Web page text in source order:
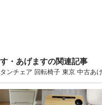
・あげますの関連記事
ンチェア 回転椅子 東京 中古あ